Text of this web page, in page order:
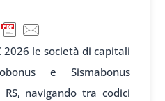
2026 le società di capitali
e Sismabonus
navigando tra codici